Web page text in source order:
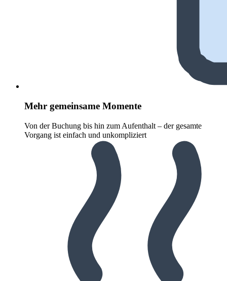
Mehr gemeinsame Momente
Von der Buchung bis hin zum Aufenthalt – der gesamte
Vorgang ist einfach und unkompliziert